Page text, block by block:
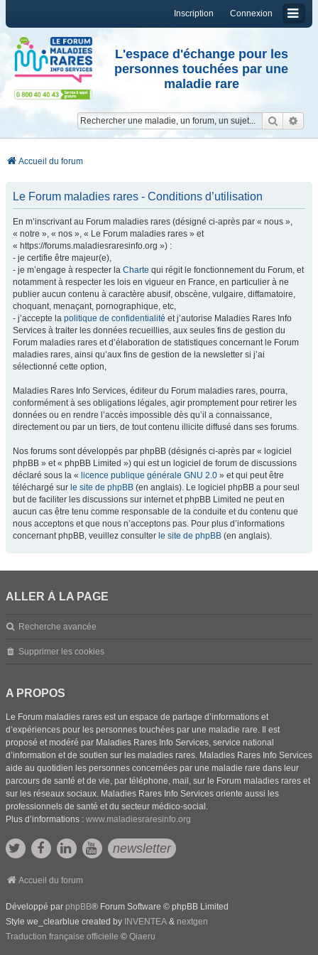
Connexion
Inscription
L'espace d'échange pour les
personnes touchées par une
maladie rare
Accueil du forum
Le Forum maladies rares - Conditions d’utilisation
En m’inscrivant au Forum maladies rares (désigné ci-après par « nous »,
« notre », « nos », « Le Forum maladies rares » et
« https://forums.maladiesraresinfo.org ») :
- je certifie être majeur(e),
- je m’engage à respecter la Charte qui régit le fonctionnement du Forum, et
notamment à respecter les lois en vigueur en France, en particulier à ne
publier aucun contenu à caractère abusif, obscène, vulgaire, diffamatoire,
choquant, menaçant, pornographique, etc,
- j’accepte la politique de confidentialité et j’autorise Maladies Rares Info
Services à traiter les données recueillies, aux seules fins de gestion du
Forum maladies rares et d’élaboration de statistiques concernant le Forum
maladies rares, ainsi qu’aux fins de gestion de la newsletter si j’ai
sélectionné cette option,
Maladies Rares Info Services, éditeur du Forum maladies rares, pourra,
conformément à ses obligations légales, agir promptement pour retirer les
données ou en rendre l’accès impossible dès qu’il a connaissance,
directement ou par un tiers, de tout contenu illicite diffusé dans ses forums.
Nos forums sont développés par phpBB (désignés ci-après par « logiciel
phpBB » et « phpBB Limited ») qui est un logiciel de forum de discussions
déclaré sous la « licence publique générale GNU 2.0 » et qui peut être
téléchargé sur le site de phpBB (en anglais). Le logiciel phpBB a pour seul
but de faciliter les discussions sur internet et phpBB Limited ne peut en
aucun cas être tenu comme responsable de la conduite et du contenu que
nous acceptons et que nous n’acceptons pas. Pour plus d’informations
concernant phpBB, veuillez consulter le site de phpBB (en anglais).
ALLER À LA PAGE
Recherche avancée
Supprimer les cookies
A PROPOS
Le Forum maladies rares est un espace de partage d’informations et
d’expériences pour les personnes touchées par une maladie rare. Il est
proposé et modéré par Maladies Rares Info Services, service national
d’information et de soutien sur les maladies rares. Maladies Rares Info Services
aide au quotidien les personnes concernées par une maladie rare dans leur
parcours de santé et de vie, par téléphone, mail, sur le Forum maladies rares et
sur les réseaux sociaux. Maladies Rares Info Services oriente aussi les
professionnels de santé et du secteur médico-social.
Plus d’informations : www.maladiesraresinfo.org
newsletter
Accueil du forum
Développé par phpBB® Forum Software © phpBB Limited
Style we_clearblue created by INVENTEA & nextgen
Traduction française officielle © Qiaeru